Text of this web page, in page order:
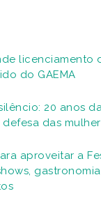
licenciamento
do GAEMA
20 anos
das
aproveitar a